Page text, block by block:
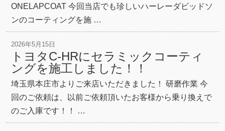
ONELAPCOAT 今回当店でも珍しいハーレーダビッドソ
ンのコーティングを施 …
2026年5月15日
トヨタC-HRにセラミックコーティ
ングを施工しました！！
埼玉県本庄市よりご来店いただきました！ 研磨作業 今
回のご依頼は、以前ご依頼頂いたお客様から乗り換えで
のご入庫です！！ …